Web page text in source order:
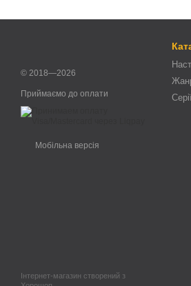
© 2018—2026
Приймаємо до оплати
Мобільна версія
Інтернет-магазин створений з